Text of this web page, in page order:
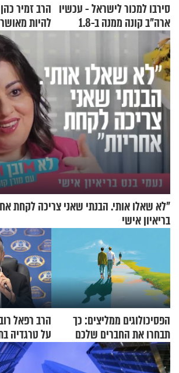
סירבו למכור לישראל - עכשיו
ארה"ב קונה ממנה ב-1.8
מיליארד דולר
הרב זמיר
להיות
"לא שאלו אותי. הבנתי שאני צריכה לקחת
בריאיון אישי
הפסיכולוגים ממליצים: כך
תבחרו את החברים שלכם
בחיים
הרב רפאל
על טרגדיה